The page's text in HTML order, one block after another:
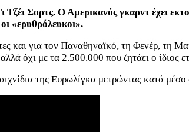
Τζέι Σορτς. Ο Αμερικανός γκαρντ έχει
«ερυθρόλευκοι».
και για τον Παναθηναϊκό, τη Φενέρ,
όχι με τα 2.500.000 που ζητάει ο ίδιος
της Ευρωλίγκα μετρώντας κατά